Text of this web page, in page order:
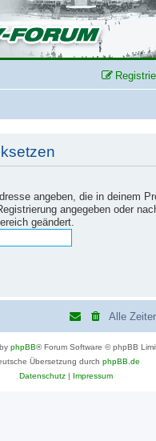
angeben, die in deinem
angegeben oder
geändert.
Alle
phpBB® Forum Software © phpBB
Übersetzung durch phpBB.de
Datenschutz| Impressum